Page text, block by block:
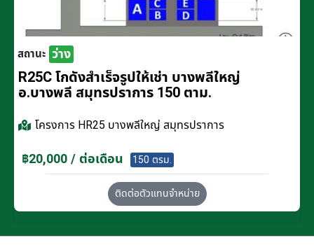
สถานะ ว่าง
R25C โกดังสำเร็จรูปให้เช่า บางพลีใหญ่
อ.บางพลี สมุทรปราการ 150 ตาม.
โครงการ HR25 บางพลีใหญ่ สมุทรปราการ
฿20,000 / ต่อเดือน 150 ตรม.
ติดต่อตัวแทนจำหน่าย